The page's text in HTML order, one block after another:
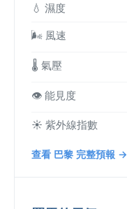
💧 濕度
🌬️ 風速
🌡️ 氣壓
👁️ 能見度
☀️ 紫外線指數
查看 巴黎 完整預報 →